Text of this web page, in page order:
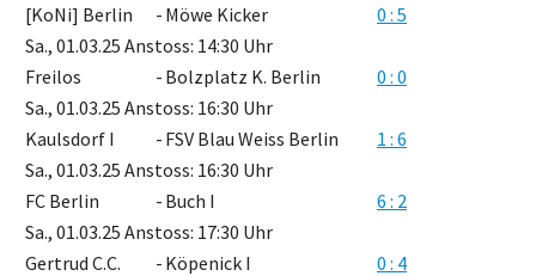
[KoNi] Berlin
- Möwe Kicker
0 : 5
Sa., 01.03.25 Anstoss: 14:30 Uhr
Freilos
- Bolzplatz K. Berlin
0 : 0
Sa., 01.03.25 Anstoss: 16:30 Uhr
Kaulsdorf I
- FSV Blau Weiss Berlin
1 : 6
Sa., 01.03.25 Anstoss: 16:30 Uhr
FC Berlin
- Buch I
6 : 2
Sa., 01.03.25 Anstoss: 17:30 Uhr
Gertrud C.C.
- Köpenick I
0 : 4